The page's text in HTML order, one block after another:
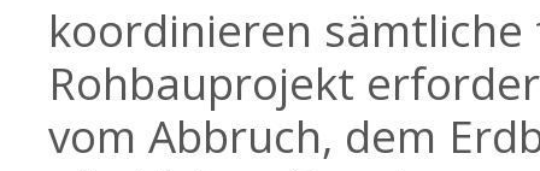
koordinieren
Rohbauprojekt
vom Abbruch, dem